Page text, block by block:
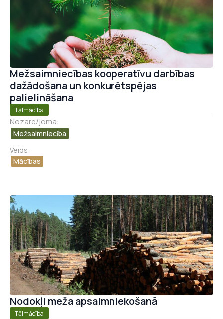
Mežsaimniecības kooperatīvu darbības
dažādošana un konkurētspējas
palielināšana
Tālmācība
Nozare/joma:
Mežsaimniecība
Veids:
Mācības
Nodokļi meža apsaimniekošanā
Tālmācība